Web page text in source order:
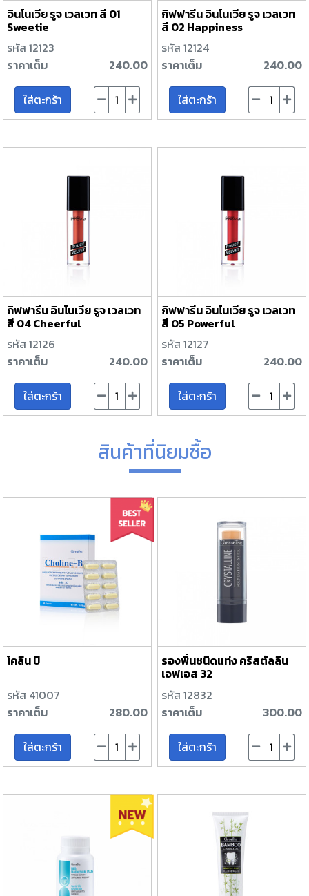
อินโนเวีย รูจ เวลเวท สี 01
Sweetie
รหัส 12123
ราคาเต็ม
240.00
ใส่ตะกร้า
กิฟฟารีน อินโนเวีย รูจ เวลเวท
สี 02 Happiness
รหัส 12124
ราคาเต็ม
240.00
ใส่ตะกร้า
กิฟฟารีน อินโนเวีย รูจ เวลเวท
สี 04 Cheerful
รหัส 12126
ราคาเต็ม
240.00
ใส่ตะกร้า
กิฟฟารีน อินโนเวีย รูจ เวลเวท
สี 05 Powerful
รหัส 12127
ราคาเต็ม
240.00
ใส่ตะกร้า
สินค้าที่นิยมซื้อ
โคลีน บี
รหัส 41007
ราคาเต็ม
280.00
ใส่ตะกร้า
รองพื้นชนิดแท่ง คริสตัลลีน
เอฟเอส 32
รหัส 12832
ราคาเต็ม
300.00
ใส่ตะกร้า